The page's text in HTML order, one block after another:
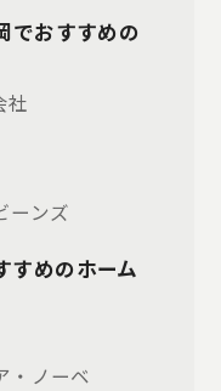
でおすすめの
社
ーンズ
すめのホーム
・ノーベ